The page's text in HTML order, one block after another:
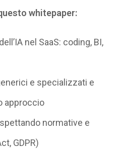
whitepaper:
nel SaaS: coding, BI,
e specializzati e
approccio
normative e
GDPR)